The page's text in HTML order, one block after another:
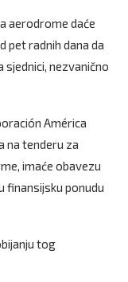
aerodrome daće
pet radnih dana da
sjednici, nezvanično
América
na tenderu za
imaće obavezu
finansijsku ponudu
tog